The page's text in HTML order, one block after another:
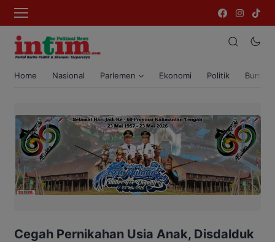
Home Nasional Parlemen Ekonomi Politik Bumi
Cegah Pernikahan Usia Anak, Disdalduk